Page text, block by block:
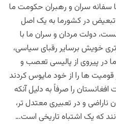
سفانه سران و رهبران حکومت ما
تبعیض در کشورما به یک اصل
دولت مردان و سران ما با
خویش برسایر رقبای سیاسی،
در پیروی از پالیسی تعصب و
ها را از خود مایوس کردند
را صرفاً به دلیل آنکه
ناراضی و در تعبیری معتدل تر،
که یک اشتباه تاریخی است…